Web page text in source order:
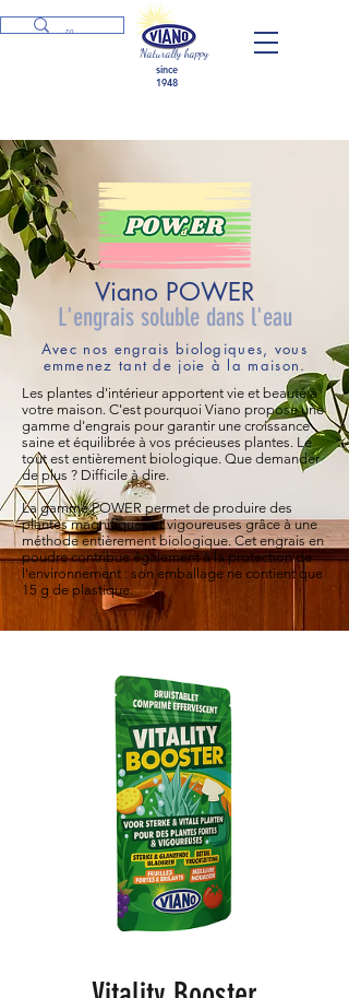
Naturally happy
since
1948
Viano POWER
L'engrais soluble dans l'eau
Avec nos engrais biologiques, vous
emmenez tant de joie à la maison.
Les plantes d'intérieur apportent vie et beauté à
votre maison. C'est pourquoi Viano propose une
gamme d'engrais pour garantir une croissance
saine et équilibrée à vos précieuses plantes. Le
tout est entièrement biologique. Que demander
de plus ? Difficile à dire.
La gamme POWER permet de produire des
plantes magnifiques et vigoureuses grâce à une
méthode entièrement biologique. Cet engrais en
poudre contribue également à la protection de
l'environnement : son emballage ne contient que
15 g de plastique.